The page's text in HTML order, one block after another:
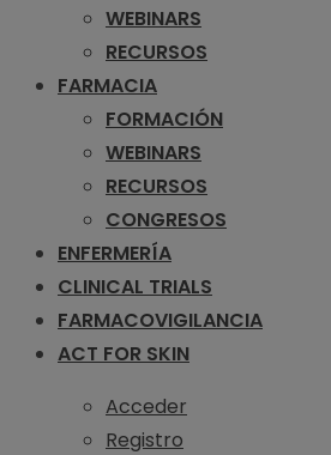
WEBINARS
RECURSOS
FARMACIA
FORMACIÓN
WEBINARS
RECURSOS
CONGRESOS
ENFERMERÍA
CLINICAL TRIALS
FARMACOVIGILANCIA
ACT FOR SKIN
Acceder
Registro